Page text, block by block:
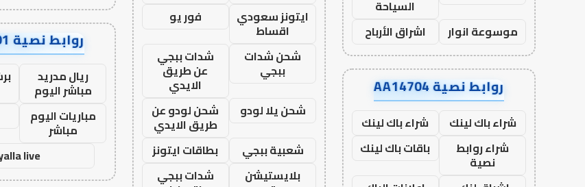
السياحة
موسوعة انوار
اشراق الأرباح
روابط نصية AA14704
شراء باك لينك
شراء باك لينك
شراء روابط
نصية
باقات باك لينك
ايتونز سعودي
اقساط
فور يو
شحن شدات
ببجي
شدات ببجي
عن طريق
الايدي
شحن يلا لودو
شحن لودو عن
طريق الايدي
شعبية ببجي
بطاقات ايتونز
بلايستيشن
شدات ببجي
روابط نصية AA32801
ريال مدريد
مباشر اليوم
مباريات اليوم
مباشر
live